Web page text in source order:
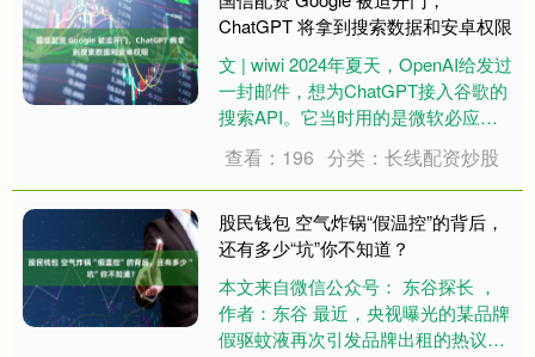
游新闻联....
ChatGPT 将拿到搜索数据和安卓权限
文 | wiwi 2024年夏天，OpenAI给发过
一封邮件，想为ChatGPT接入谷歌的
搜索API。它当时用的是微软必应，
证词，谷歌在当年8月回绝了这个请
求，理由是这桩生意牵扯的竞争对手
太多。 两年后，20....
查看：196 分类：长线配资炒股
股民钱包 空气炸锅“假温控”的背后，
还有多少“坑”你不知道？
本文来自微信公众号： 东谷探长 ，
作者：东谷 最近，央视曝光的某品牌
假驱蚊液再次引发品牌出租的热议。